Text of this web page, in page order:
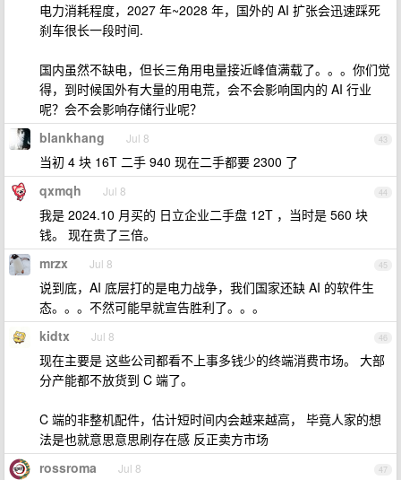
电力消耗程度，2027 年~2028 年，国外的 AI 扩张会迅速踩死
刹车很长一段时间.
国内虽然不缺电，但长三角用电量接近峰值满载了。。。你们觉
得，到时候国外有大量的用电荒，会不会影响国内的 AI 行业
呢？会不会影响存储行业呢？
43
blankhang Jul 8
当初 4 块 16T 二手 940 现在二手都要 2300 了
44
qxmqh Jul 8
我是 2024.10 月买的 日立企业二手盘 12T ，当时是 560 块
钱。 现在贵了三倍。
45
mrzx Jul 8
说到底，AI 底层打的是电力战争，我们国家还缺 AI 的软件生
态。。。不然可能早就宣告胜利了。。。
46
kidtx Jul 8
现在主要是 这些公司都看不上事多钱少的终端消费市场。 大部
分产能都不放货到 C 端了。
C 端的非整机配件，估计短时间内会越来越高， 毕竟人家的想
法是也就意思意思刷存在感 反正卖方市场
47
rossroma Jul 8